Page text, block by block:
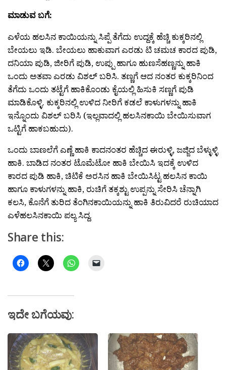
ಮಾಡುವ ಬಗೆ:
ಎಳೆಯ ಹಲಸಿನ ಕಾಯಿಯನ್ನು ಸಿಪ್ಪೆ ತೆಗೆದು ಉದ್ದಕ್ಕೆ ಹೆಚ್ಚಿ ಕುಕ್ಕರಿನಲ್ಲಿ
ಬೇಯಲು ಇಡಿ. ಬೇಯಲು ಹಾಕುವಾಗ ಎರಡು ಟಿ ಚಮಚ ಕಾರದ ಪುಡಿ,
ದನಿಯಾ ಪುಡಿ, ಜೀರಿಗೆ ಪುಡಿ, ಉಪ್ಪು ಹಾಗೂ ಹುಣಸೆಹಣ್ಣನ್ನು ಹಾಕಿ
ಒಂದು ಅತವಾ ಎರಡು ವಿಶಲ್ ಬರಿಸಿ. ತಣ್ಣಗೆ ಆದ ನಂತರ ಕುಕ್ಕರಿನಿಂದ
ತೆಗೆದು ಒಂದು ತಟ್ಟೆಗೆ ಹಾಕಿಕೊಂಡು ಕೈಯಲ್ಲಿ ಹಿಸುಕಿ ಸಣ್ಣಗೆ ಪುಡಿ
ಮಾಡಿಕೊಳ್ಳಿ. ಕುಕ್ಕರಿನಲ್ಲಿ ಉಳಿದ ನೀರಿಗೆ ಕಡಲೆ ಕಾಳುಗಳನ್ನು ಹಾಕಿ
ಇನ್ನೊಂದು ವಿಶಲ್ ಬರಿಸಿ (ಇಲ್ಲವಾದಲ್ಲಿ ಹಲಸಿನಕಾಯಿ ಬೇಯಿಸುವಾಗ
ಒಟ್ಟಿಗೆ ಹಾಕಬಹುದು).
ಒಂದು ಬಾಣಲೆಗೆ ಎಣ್ಣೆ ಹಾಕಿ ಕಾದನಂತರ ಹೆಚ್ಚಿದ ಈರುಳ್ಳಿ, ಜಜ್ಜಿದ ಬೆಳ್ಳುಳ್ಳಿ
ಹಾಕಿ. ಬಾಡಿದ ನಂತರ ಟೊಮೆಟೋ ಹಾಕಿ ಬೇಯಿಸಿ ಇದಕ್ಕೆ ಉಳಿದ
ಕಾರದ ಪುಡಿ ಹಾಕಿ, ಚಿಟಿಕೆ ಅರಸಿನ ಹಾಕಿ ಬೇಯಿಸಿಟ್ಟ ಹಲಸಿನ ಕಾಯಿ
ಹಾಗೂ ಕಾಳುಗಳನ್ನು ಹಾಕಿ, ರುಚಿಗೆ ತಕ್ಕಶ್ಟು ಉಪ್ಪನ್ನು ಸೇರಿಸಿ ಚೆನ್ನಾಗಿ
ಕಲಸಿ, ಕೊನೆಗೆ ತುರಿದ ತೆಂಗಿನಕಾಯಿಯನ್ನು ಹಾಕಿ ತಿರುವಿದರೆ ರುಚಿಯಾದ
ಎಳೆಹಲಸಿನಕಾಯಿ ಪಲ್ಯ ಸಿದ್ದ.
Share this:
ಇದೇ ಬಗೆಯವು: